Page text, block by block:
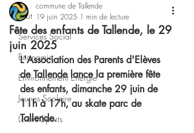
Tout
Services Social
Economie
Environnement Energie
Jeunes Scolaire
Loisirs Sports
Fête des enfants de Tallende, le 29
juin 2025
commune de Tallende
19 juin 2025 1 min de lecture
L'Association des Parents d'Elèves
de Tallende lance la première fête
des enfants, dimanche 29 juin de
11h à 17h, au skate parc de
Tallende.